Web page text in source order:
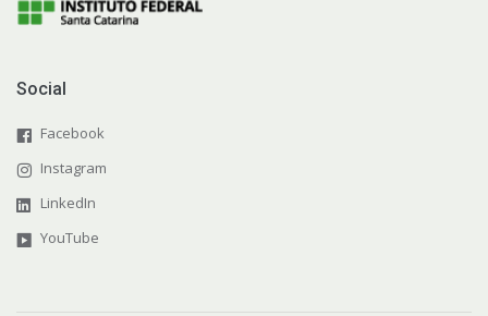
Social
Facebook
Instagram
LinkedIn
YouTube